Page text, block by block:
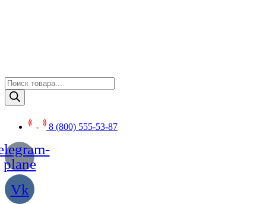
Поиск
товаров
8 (800) 555-53-87
plane
Vk